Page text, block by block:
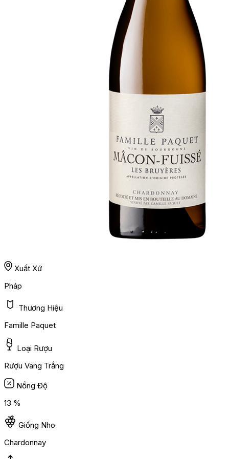
Xuất Xứ
Pháp
Thương Hiệu
Famille Paquet
Loại Rượu
Rượu Vang Trắng
Nồng Độ
13 %
Giống Nho
Chardonnay